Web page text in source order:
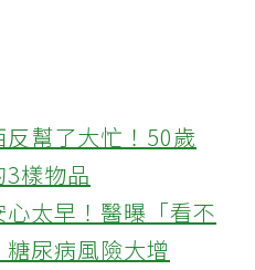
幫了大忙！50歲
樣物品
太早！醫曝「看不
尿病風險大增